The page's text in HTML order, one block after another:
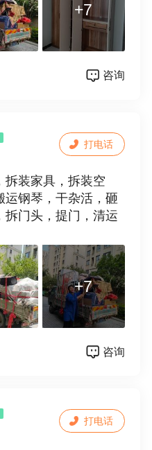
+7
咨询
拆装家具，拆装空
运钢琴，干杂活，砸
拆门头，提门，清运
+7
打电话
咨询
打电话